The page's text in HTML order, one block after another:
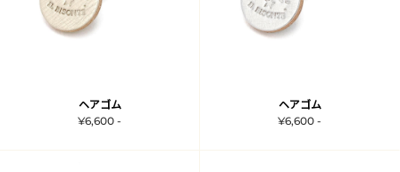
ヘアゴム
¥6,600 -
ヘアゴム
¥6,600 -